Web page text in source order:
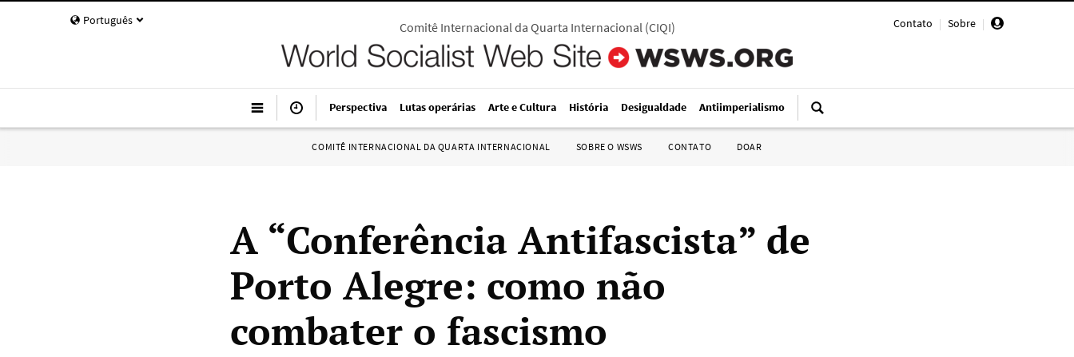
Português Contato | Sobre |
Comitê Internacional da Quarta Internacional(CIQI)
Perspectiva Lutas operárias Arte e Cultura História Desigualdade Antiimperialismo
COMITÊ INTERNACIONAL DA QUARTA INTERNACIONAL SOBRE O WSWS CONTATO DOAR
A “Conferência Antifascista” de
Porto Alegre: como não
combater o fascismo